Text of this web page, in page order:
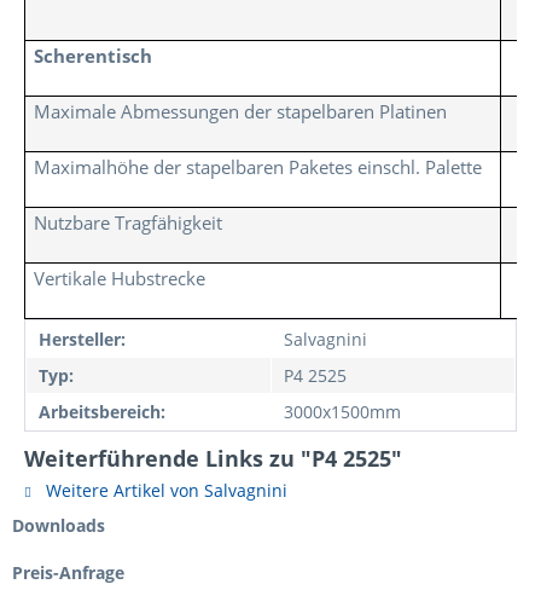
Scherentisch
Maximale Abmessungen der stapelbaren Platinen
Maximalhöhe der stapelbaren Paketes einschl. Palette
Nutzbare Tragfähigkeit
Vertikale Hubstrecke
Hersteller:
Salvagnini
Typ:
P4 2525
Arbeitsbereich:
3000x1500mm
Weiterführende Links zu "P4 2525"
Weitere Artikel von Salvagnini
Downloads
Preis-Anfrage